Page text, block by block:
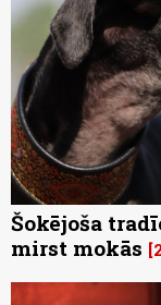
Šokējoša
mirst mokās